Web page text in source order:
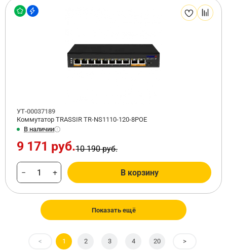
УТ-00037189
Коммутатор TRASSIR TR-NS1110-120-8POE
В наличии
9 171 руб.10 190 руб.
− + В корзину
Показать ещё
< 1 2 3 4 20 >